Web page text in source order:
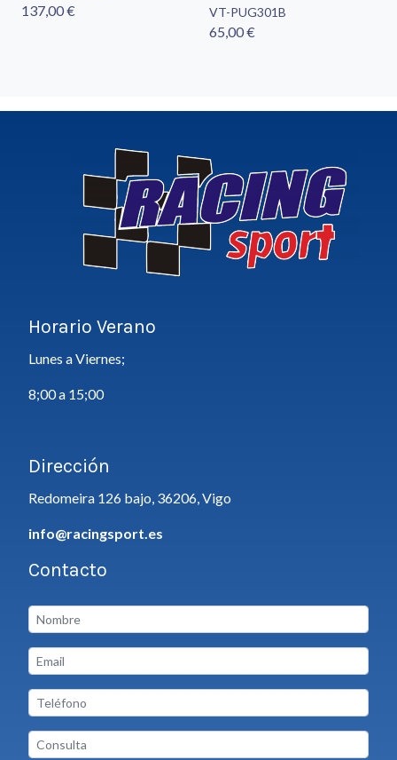
137,00 € VT-PUG301B
65,00 €
Horario Verano
Lunes a Viernes;
8;00 a 15;00
Dirección
Redomeira 126 bajo, 36206, Vigo
info@racingsport.es
Contacto